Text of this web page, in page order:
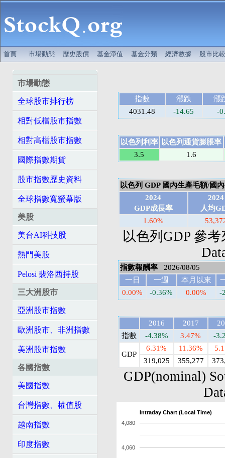
首頁 市場動態 歷史股價 基金淨值 基金分類 經濟數據 股市比較
市場動態
全球股市排行榜
相對低檔股市指數
相對高檔股市指數
國際指數期貨
股市指數歷史資料
全球指數寬螢幕版
美股
美台AI科技股
熱門美股
Pelosi 裴洛西持股
三大洲股市
亞洲股市指數
歐洲股市、非洲指數
美洲股市指數
各國指數
美國指數
台灣指數、權值股
越南指數
印度指數
指數 漲跌
漲
4031.48
-14.65 -
以色列利率 以色列通貨膨脹率
3.5
1.6
以色列 GDP 國內生產毛額/國
2024
GDP成長率
2024
人均
1.60%
以色列GDP 參
指數報酬率2026/08/05
一日
一週 本月以來
0.00%
-0.36% 0.00% -
2016 2017
指數
-4.38% 3.47% -
GDP
6.31% 11.36%
319,025
355,277
GDP(nominal)
Intraday Chart (Local Time)
4,060
4,080